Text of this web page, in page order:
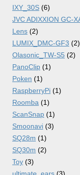
IXY_30S (6)
JVC ADIXXION GC-
Lens (2)
LUMIX_DMC-GF3 (2)
Olasonic_TW-S5 (2)
PanoClip (1)
Poken (1)
RaspberryPi (1)
Roomba (1)
ScanSnap (1)
Smoonavi (3)
SQ28m (1)
SQ30m (2)
Toy (3)